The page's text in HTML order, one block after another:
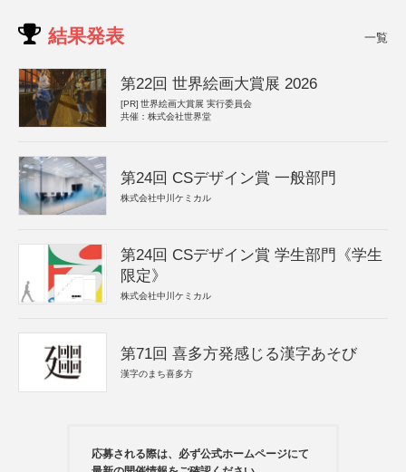
結果発表 一覧
第22回 世界絵画大賞展 2026
[PR] 世界絵画大賞展 実行委員会
共催：株式会社世界堂
第24回 CSデザイン賞 一般部門
株式会社中川ケミカル
第24回 CSデザイン賞 学生部門《学生
限定》
株式会社中川ケミカル
第71回 喜多方発感じる漢字あそび
漢字のまち喜多方
応募される際は、必ず公式ホームページにて